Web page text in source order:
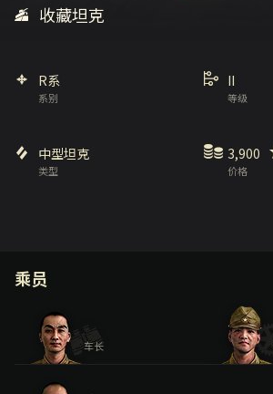
收藏坦克
系别
R系
等级
II
类型
中型坦克
价格
3,900
乘员
车长